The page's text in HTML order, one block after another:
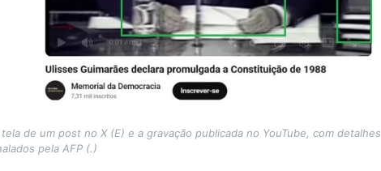
de um post no X (E) e a gravação publicada no YouTube, com detalhes
pela AFP (.)